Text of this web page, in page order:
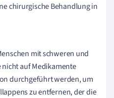
chirurgische Behandlung in
mit schweren und
auf Medikamente
durchgeführt werden, um
zu entfernen, der die